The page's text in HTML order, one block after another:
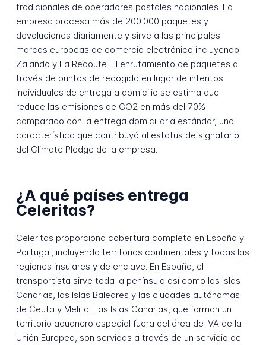
tradicionales de operadores postales nacionales. La
empresa procesa más de 200.000 paquetes y
devoluciones diariamente y sirve a las principales
marcas europeas de comercio electrónico incluyendo
Zalando y La Redoute. El enrutamiento de paquetes a
través de puntos de recogida en lugar de intentos
individuales de entrega a domicilio se estima que
reduce las emisiones de CO2 en más del 70%
comparado con la entrega domiciliaria estándar, una
característica que contribuyó al estatus de signatario
del Climate Pledge de la empresa.
¿A qué países entrega
Celeritas?
Celeritas proporciona cobertura completa en España y
Portugal, incluyendo territorios continentales y todas las
regiones insulares y de enclave. En España, el
transportista sirve toda la península así como las Islas
Canarias, las Islas Baleares y las ciudades autónomas
de Ceuta y Melilla. Las Islas Canarias, que forman un
territorio aduanero especial fuera del área de IVA de la
Unión Europea, son servidas a través de un servicio de